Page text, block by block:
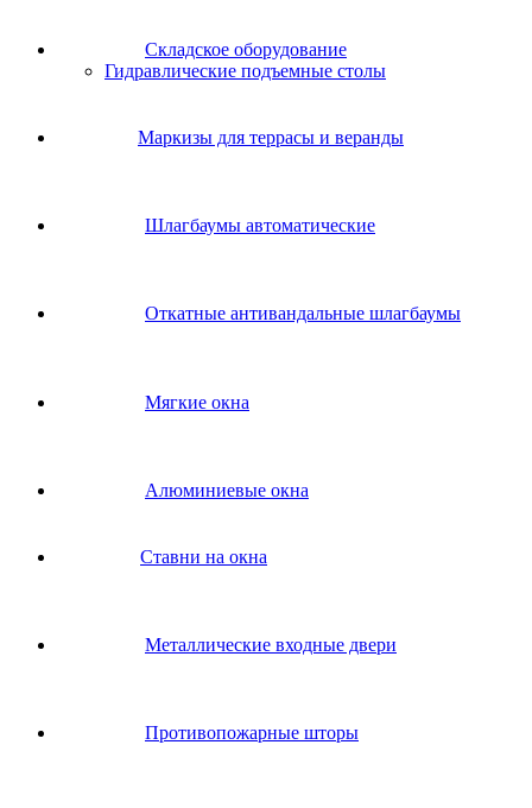
Складское оборудование
Гидравлические подъемные столы
Маркизы для террасы и веранды
Шлагбаумы автоматические
Откатные антивандальные шлагбаумы
Мягкие окна
Алюминиевые окна
Ставни на окна
Металлические входные двери
Противопожарные шторы